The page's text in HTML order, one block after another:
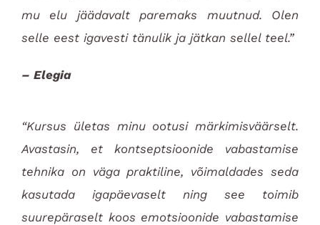
mu elu jäädavalt paremaks muutnud. Olen
selle eest igavesti tänulik ja jätkan sellel teel.”
– Elegia
“Kursus ületas minu ootusi märkimisväärselt.
Avastasin, et kontseptsioonide vabastamise
tehnika on väga praktiline, võimaldades seda
kasutada igapäevaselt ning see toimib
suurepäraselt koos emotsioonide vabastamise